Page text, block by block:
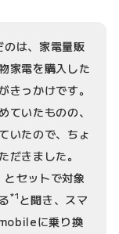
は、家電量販
家電を購入した
きっかけです。
ていたものの、
いたので、ちょ
だきました。
セットで対象
*1 と聞き、スマ
に乗り換